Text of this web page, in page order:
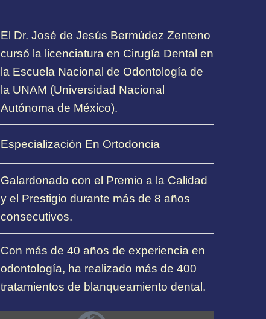
El Dr. José de Jesús Bermúdez Zenteno
cursó la licenciatura en Cirugía Dental en
la Escuela Nacional de Odontología de
la UNAM (Universidad Nacional
Autónoma de México).
Especialización En Ortodoncia
Galardonado con el Premio a la Calidad
y el Prestigio durante más de 8 años
consecutivos.
Con más de 40 años de experiencia en
odontología, ha realizado más de 400
tratamientos de blanqueamiento dental.